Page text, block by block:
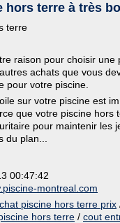
hors terre à très
terre
raison pour choisir une
achats que vous
pour votre piscine.
sur votre piscine est
que votre piscine hors
pour maintenir les
du plan...
00:47:42
montreal.com
piscine hors terre prix
hors terre / cout